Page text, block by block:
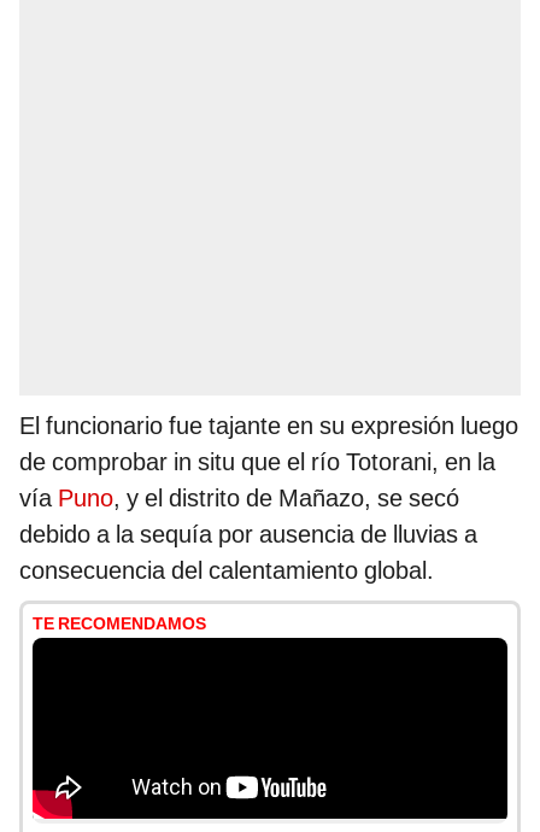
El funcionario fue tajante en su expresión luego
de comprobar in situ que el río Totorani, en la
vía Puno, y el distrito de Mañazo, se secó
debido a la sequía por ausencia de lluvias a
consecuencia del calentamiento global.
TE RECOMENDAMOS